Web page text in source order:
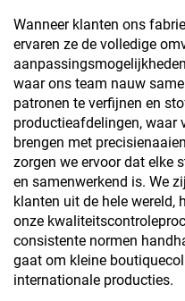
Wanneer klanten ons
ervaren ze de volledige
waar ons team nauw
patronen te verfijnen en
productieafdelingen, waar
brengen met
zorgen we ervoor dat elke
en samenwerkend is. We
klanten uit de hele wereld,
onze
consistente normen
gaat om kleine
internationale producties.